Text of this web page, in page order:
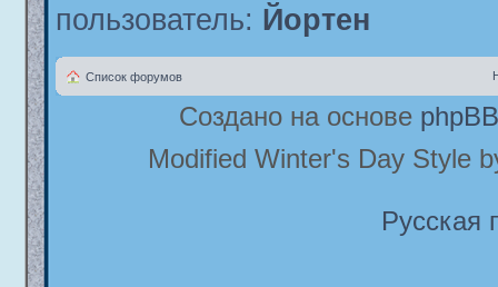
пользователь: Йортен
Список форумов
Создано на основе phpBB
Modified Winter's Day Style
Русская